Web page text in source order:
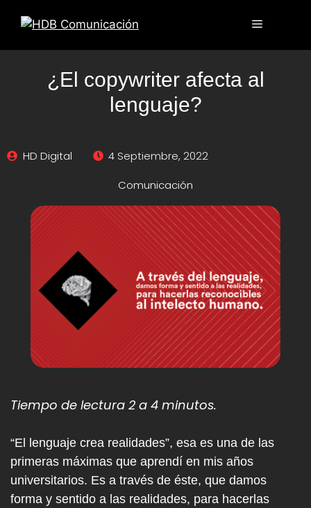
¿El copywriter afecta al
lenguaje?
HD Digital 4 Septiembre, 2022
Comunicación
Tiempo de lectura 2 a 4 minutos.
“El lenguaje crea realidades”, esa es una de las
primeras máximas que aprendí en mis años
universitarios. Es a través de éste, que damos
forma y sentido a las realidades, para hacerlas